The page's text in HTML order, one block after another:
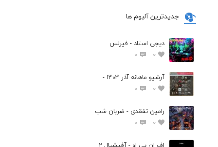
جدیدترین آلبوم ها
دیجی استاد - فیرلس
0
0
آرشیو ماهانه آذر 1404 -
0
0
رامین تفقدی - ضربان شب
0
0